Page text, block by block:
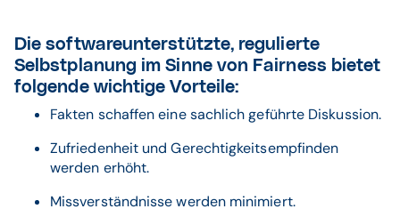
Die softwareunterstützte, regulierte
Selbstplanung im Sinne von Fairness bietet
folgende wichtige Vorteile:
Fakten schaffen eine sachlich geführte Diskussion.
Zufriedenheit und Gerechtigkeitsempfinden
werden erhöht.
Missverständnisse werden minimiert.